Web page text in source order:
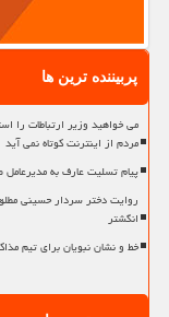
پربیننده ترین ها
می خواهید وزیر ارتباطات را
مردم از اینترنت کوتاه نمی آید
پیام تسلیت عارف به
روایت دختر سردار حسینی
انگشتر
خط و نشان نبویان برای تیم